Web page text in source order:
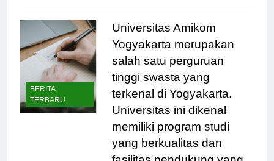
BERITA
TERBARU
Universitas Amikom
Yogyakarta merupakan
salah satu perguruan
tinggi swasta yang
terkenal di Yogyakarta.
Universitas ini dikenal
memiliki program studi
yang berkualitas dan